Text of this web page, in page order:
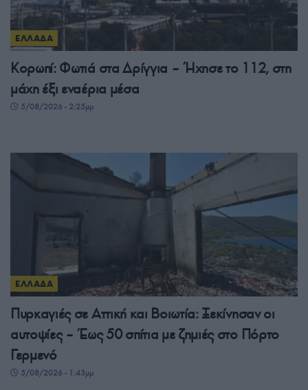
ΕΛΛΑΔΑ
Κορωπί: Φωτιά στα Δρίγγια – Ήχησε το 112, στη
μάχη έξι εναέρια μέσα
5/08/2026 - 2:25μμ
ΕΛΛΑΔΑ
Πυρκαγιές σε Αττική και Βοιωτία: Ξεκίνησαν οι
αυτοψίες – Έως 50 σπίτια με ζημιές στο Πόρτο
Γερμενό
5/08/2026 - 1:43μμ